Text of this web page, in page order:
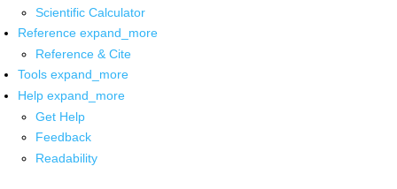
Scientific Calculator
Reference expand_more
Reference & Cite
Tools expand_more
Help expand_more
Get Help
Feedback
Readability